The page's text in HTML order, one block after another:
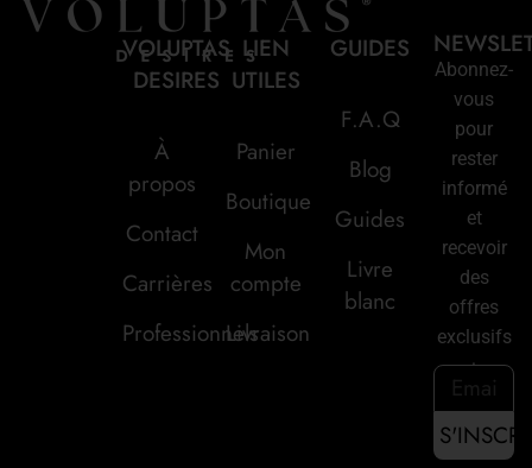
VOLUPTAS
DESIRES
À
propos
Contact
Carrières
Professionnels
LIEN
UTILES
Panier
Boutique
Mon
compte
Livraison
GUIDES
F.A.Q
Blog
Guides
Livre
blanc
Abonnez-
vous
pour
rester
informé
et
recevoir
des
offres
exclusifs
: